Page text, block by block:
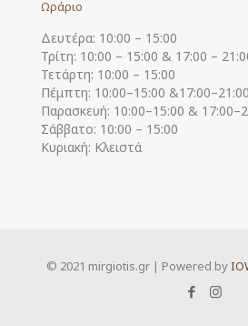
Ωράριο
Δευτέρα: 10:00 – 15:00
Τρίτη: 10:00 – 15:00 & 17:00 –
Τετάρτη: 10:00 – 15:00
Πέμπτη: 10:00–15:00 &17:00–21:00
Παρασκευή: 10:00–15:00 &
Σάββατο: 10:00 – 15:00
Κυριακή: Κλειστά
© 2021 mirgiotis.gr | Powered by